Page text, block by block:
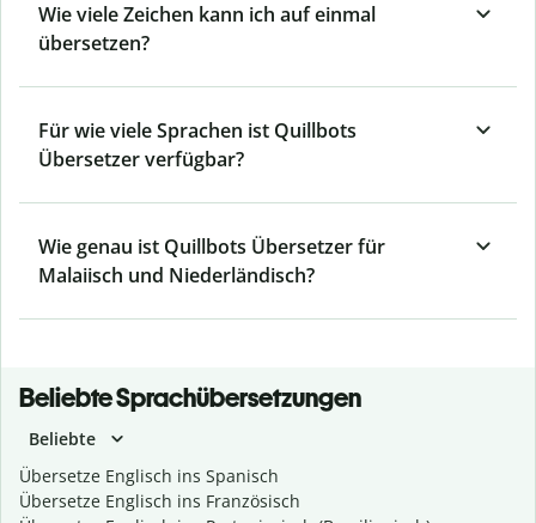
Wie viele Zeichen kann ich auf einmal
übersetzen?
Für wie viele Sprachen ist Quillbots
Übersetzer verfügbar?
Wie genau ist Quillbots Übersetzer für
Malaiisch und Niederländisch?
Beliebte Sprachübersetzungen
Beliebte
Übersetze Englisch ins Spanisch
Übersetze Englisch ins Französisch